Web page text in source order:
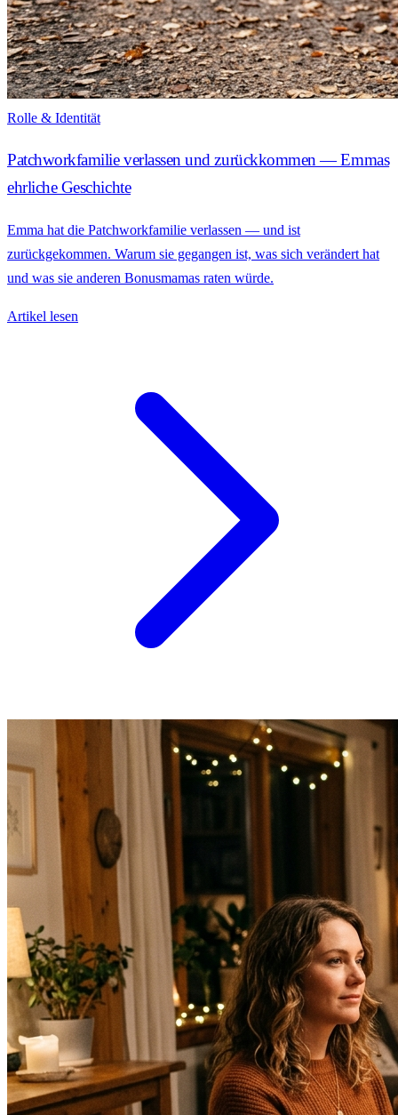
Rolle & Identität
Patchworkfamilie verlassen und zurückkommen — Emmas
ehrliche Geschichte
Emma hat die Patchworkfamilie verlassen — und ist
zurückgekommen. Warum sie gegangen ist, was sich verändert hat
und was sie anderen Bonusmamas raten würde.
Artikel lesen